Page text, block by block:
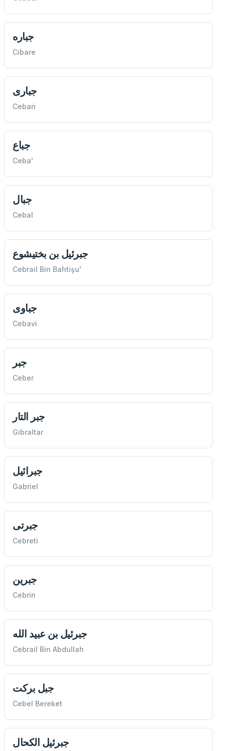
جباره
Cibare
جباری
Cebari
جباع
Ceba'
جبال
Cebal
جبرئیل بن بختيشوع
Cebrail Bin Bahtişu'
جباوی
Cebavi
جبر
Ceber
جبر التار
Gibraltar
جبرائیل
Gabriel
جبرتی
Cebreti
جبرین
Cebrin
جبرئیل بن عبيد الله
Cebrail Bin Abdullah
جبل بركت
Cebel Bereket
جبرئيل الكحال